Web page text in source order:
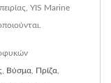
YIS Marine
Βύσμα Πρίζα